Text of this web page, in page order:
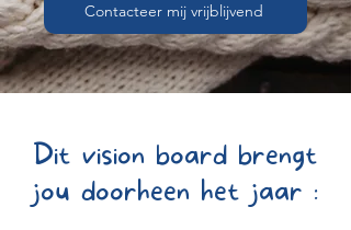
Contacteer mij vrijblijvend
Dit vision board brengt
jou doorheen het jaar :